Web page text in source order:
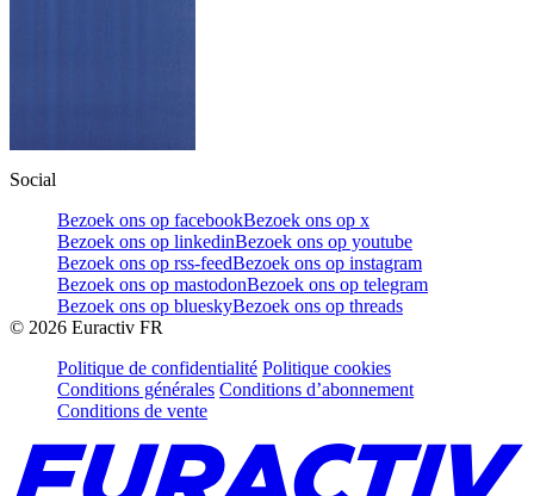
Social
Bezoek ons op facebookBezoek ons op x
Bezoek ons op linkedinBezoek ons op youtube
Bezoek ons op rss-feedBezoek ons op instagram
Bezoek ons op mastodonBezoek ons op telegram
Bezoek ons op blueskyBezoek ons op threads
© 2026 Euractiv FR
Politique de confidentialité Politique cookies
Conditions générales Conditions d’abonnement
Conditions de vente